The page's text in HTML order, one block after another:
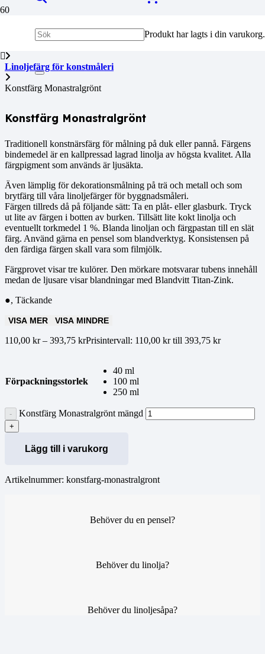
Produkt har lagts i din varukorg.
Linoljefärg för konstmåleri
Konstfärg Monastralgrönt
Konstfärg Monastralgrönt
Traditionell konstnärsfärg för målning på duk eller pannå. Färgens
bindemedel är en kallpressad lagrad linolja av högsta kvalitet. Alla
färgpigment som används är ljusäkta.
Även lämplig för dekorationsmålning på trä och metall och som
brytfärg till våra linoljefärger för byggnadsmåleri.
Färgen tillreds då på följande sätt: Ta en plåt- eller glasburk. Tryck
ut lite av färgen i botten av burken. Tillsätt lite kokt linolja och
eventuellt torkmedel 1 %. Blanda linoljan och färgpastan till en slät
färg. Använd gärna en pensel som blandverktyg. Konsistensen på
den färdiga färgen skall vara som filmjölk.
Färgprovet visar tre kulörer. Den mörkare motsvarar tubens innehåll
medan de ljusare visar blandningar med Blandvitt Titan-Zink.
●, Täckande
VISA MER VISA MINDRE
110,00 kr – 393,75 krPrisintervall: 110,00 kr till 393,75 kr
Förpackningsstorlek
40 ml
100 ml
250 ml
Konstfärg Monastralgrönt mängd
Lägg till i varukorg
Artikelnummer: konstfarg-monastralgront
Behöver du en pensel?
Behöver du linolja?
Behöver du linoljesåpa?